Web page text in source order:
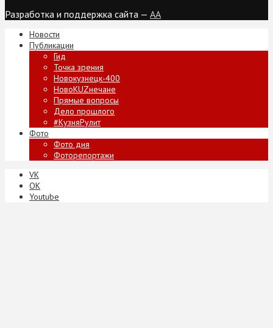
Разработка и поддержка сайта — AA
Новости
Публикации
Гид
Точка зрения
Новокузнецк-400
НовоKUZнечане
Прямые вопросы
Дело прошлого
#КузняРулит
Фото
Фото дня
Фоторепортажи
VK
ОК
Youtube